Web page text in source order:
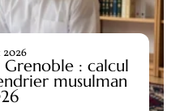
: calcul
musulman